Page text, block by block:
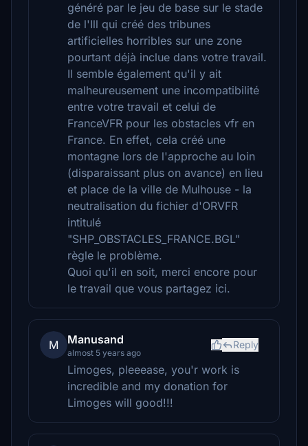
généré par le jeu de base sur le stade
de l'Ill qui créé des tribunes
artificielles horribles sur une zone
pourtant déjà inclue dans votre travail.
Il semble également qu'il y ait
malheureusement une incompatibilité
entre votre travail et celui de
FranceVFR pour les obstacles vfr en
France. En effet, cela créé une
montagne lors de l'approche au loin
(disparaissant plus on avance) en lieu
et place de la ville de Mulhouse - la
neutralisation du fichier d'ORVFR
intitulé
"SHP_OBSTACLES_FRANCE.BGL"
règle le problème.
Quoi qu'il en soit, merci encore pour
le travail que vous partagez ici.
M Manusand
almost 5 years ago
Reply
Limoges, pleeease, you'r work is
incredible and my donation for
Limoges will good!!!